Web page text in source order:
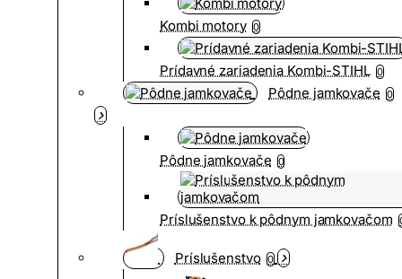
Kombi motory 0
Prídavné zariadenia Kombi-STIHL 0
Pôdne jamkovače 0
Pôdne jamkovače 0
Príslušenstvo k pôdnym jamkovačom
Príslušenstvo 0